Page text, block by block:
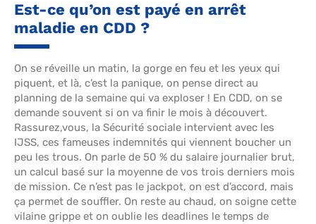
Est-ce qu’on est payé en arrêt
maladie en CDD ?
On se réveille un matin, la gorge en feu et les yeux qui
piquent, et là, c’est la panique, on pense direct au
planning de la semaine qui va exploser ! En CDD, on se
demande souvent si on va finir le mois à découvert.
Rassurez,vous, la Sécurité sociale intervient avec les
IJSS, ces fameuses indemnités qui viennent boucher un
peu les trous. On parle de 50 % du salaire journalier brut,
un calcul basé sur la moyenne de vos trois derniers mois
de mission. Ce n’est pas le jackpot, on est d’accord, mais
ça permet de souffler. On reste au chaud, on soigne cette
vilaine grippe et on oublie les deadlines le temps de